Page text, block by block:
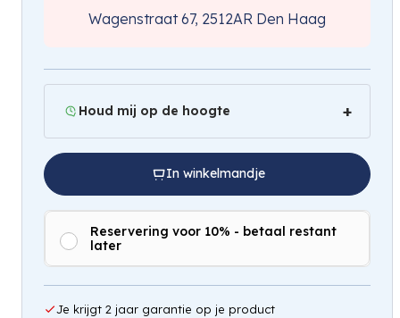
Wagenstraat 67, 2512AR Den Haag
Houd mij op de hoogte
Hou mij op de hoogte
In winkelmandje
Reservering voor 10% - betaal restant
later
Je krijgt 2 jaar garantie op je product